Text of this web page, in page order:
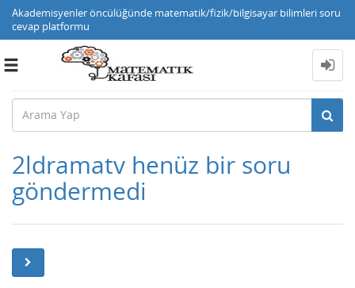
Akademisyenler öncülüğünde matematik/fizik/bilgisayar bilimleri soru
cevap platformu
Toggle
2ldramatv henüz bir soru
göndermedi